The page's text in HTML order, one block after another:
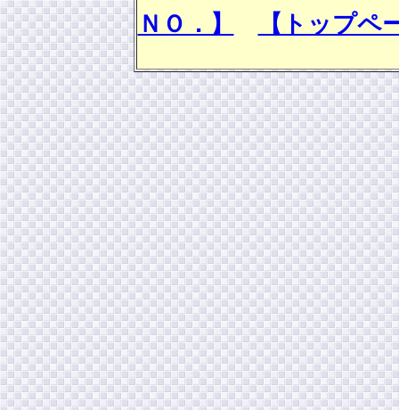
ＮＯ．】 【トップペ